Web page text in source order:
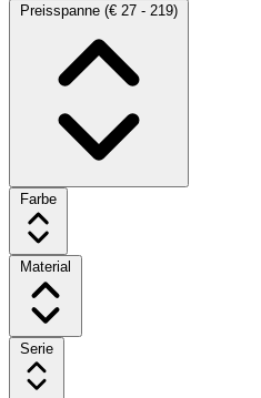
Preisspanne (€ 27 - 219)
Farbe
Material
Serie